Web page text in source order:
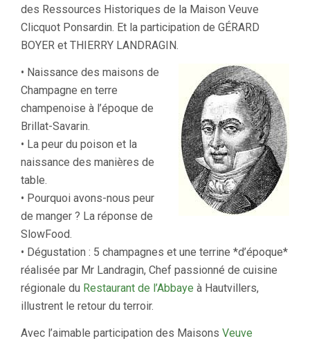
des Ressources Historiques de la Maison Veuve
Clicquot Ponsardin. Et la participation de GÉRARD
BOYER et THIERRY LANDRAGIN.
• Naissance des maisons de
Champagne en terre
champenoise à l’époque de
Brillat-Savarin.
• La peur du poison et la
naissance des manières de
table.
• Pourquoi avons-nous peur
de manger ? La réponse de
SlowFood.
• Dégustation : 5 champagnes et une terrine *d’époque*
réalisée par Mr Landragin, Chef passionné de cuisine
régionale du Restaurant de l’Abbaye à Hautvillers,
illustrent le retour du terroir.
Avec l’aimable participation des Maisons Veuve